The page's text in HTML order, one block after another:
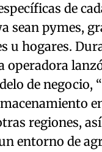
de
sean pymes,
u hogares.
operadora
de negocio,
regiones,
entorno de